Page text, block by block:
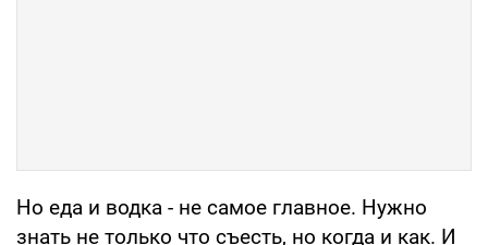
Но еда и водка - не самое главное. Нужно
знать не только что съесть, но когда и как. И